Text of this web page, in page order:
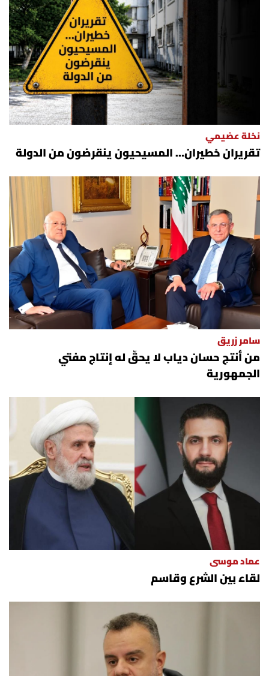
نخلة عضيمي
تقريران خطيران… المسيحيون ينقرضون من الدولة
سامر زريق
من أنتج حسان دياب لا يحقّ له إنتاج مفتي
الجمهورية
عماد موسى
لقاء بين الشرع وقاسم